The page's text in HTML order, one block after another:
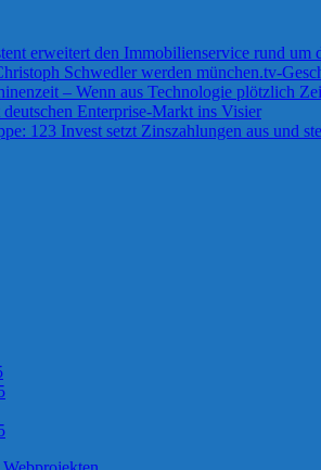
erweitert den Immobilienservice rund um
Schwedler werden münchen.tv-
– Wenn aus Technologie plötzlich
Enterprise-Markt ins Visier
123 Invest setzt Zinszahlungen aus und